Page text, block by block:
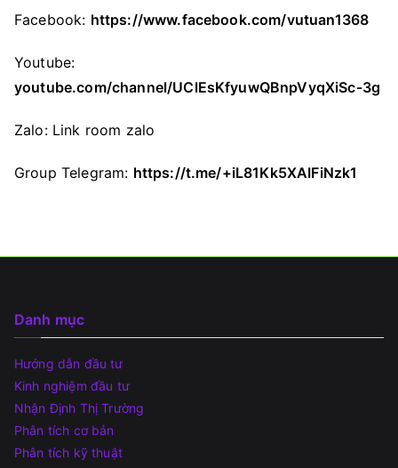
Facebook: https://www.facebook.com/vutuan1368
Youtube:
youtube.com/channel/UClEsKfyuwQBnpVyqXiSc-3g
Zalo: Link room zalo
Group Telegram: https://t.me/+iL81Kk5XAIFiNzk1
Danh mục
Hướng dẫn đầu tư
Kinh nghiệm đầu tư
Nhận Định Thị Trường
Phân tích cơ bản
Phân tích kỹ thuật